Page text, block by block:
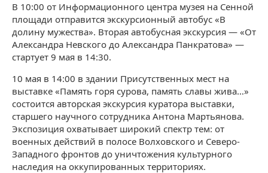
В 10:00 от Информационного центра музея на Сенной
площади отправится экскурсионный автобус «В
долину мужества». Вторая автобусная экскурсия — «От
Александра Невского до Александра Панкратова» —
стартует 9 мая в 14:30.
10 мая в 14:00 в здании Присутственных мест на
выставке «Память горя сурова, память славы жива…»
состоится авторская экскурсия куратора выставки,
старшего научного сотрудника Антона Мартьянова.
Экспозиция охватывает широкий спектр тем: от
военных действий в полосе Волховского и Северо-
Западного фронтов до уничтожения культурного
наследия на оккупированных территориях.